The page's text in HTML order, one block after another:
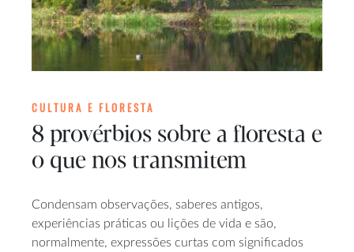
CULTURA E FLORESTA
8 provérbios sobre a floresta e
o que nos transmitem
Condensam observações, saberes antigos,
experiências práticas ou lições de vida e são,
normalmente, expressões curtas com significados